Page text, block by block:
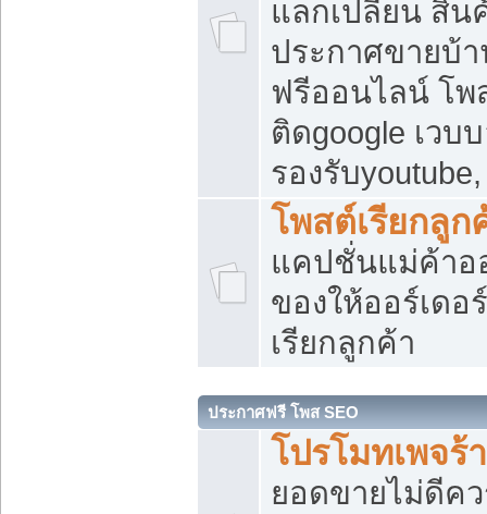
แลกเปลี่ยน สิน
ประกาศขายบ้
ฟรีออนไลน์ โพ
ติดgoogle เวบ
รองรับ
โพสต์เรียกลูก
แคปชั่นแม่ค้าอ
ของให้ออร์เดอ
เรียกลูกค้า
ประกาศฟรี โพส SEO
โปรโมทเพจร้
ยอดขายไม่ดีค